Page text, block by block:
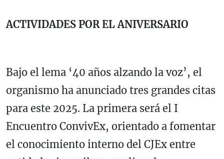
ACTIVIDADES POR EL ANIVERSARIO
Bajo el lema ‘40 años alzando la voz’, el
organismo ha anunciado tres grandes citas
para este 2025. La primera será el I
Encuentro ConvivEx, orientado a fomentar
el conocimiento interno del CJEx entre